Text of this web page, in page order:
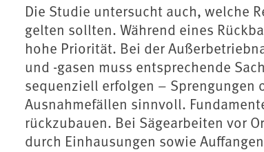
Die Studie untersucht auch, welche
gelten sollten. Während eines
hohe Priorität. Bei der
und -gasen muss entsprechende
sequenziell erfolgen – Sprengungen
Ausnahmefällen sinnvoll.
rückzubauen. Bei Sägearbeiten vor
durch Einhausungen sowie